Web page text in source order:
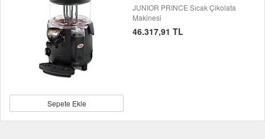
Sepete Ekle
JUNIOR PRINCE Sıcak Çikolata
Makinesi
46.317,91 TL